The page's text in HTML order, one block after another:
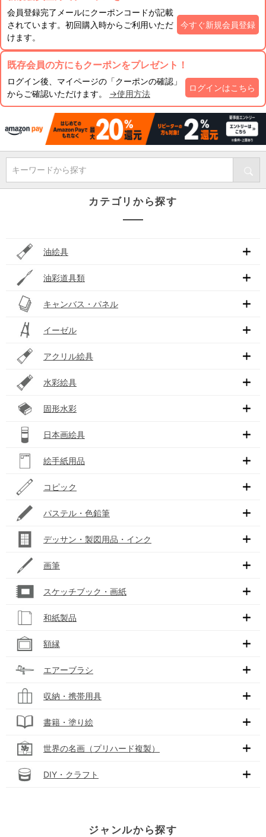
会員登録完了メールにクーポンコードが記載
されています。初回購入時からご利用いただ
けます。
今すぐ新規会員登録
既存会員の方にもクーポンをプレゼント！
ログイン後、マイページの「クーポンの確認」
からご確認いただけます。 →使用方法
ログインはこちら
キーワードから探す
カテゴリから探す
油絵具
油彩道具類
キャンバス・パネル
イーゼル
アクリル絵具
水彩絵具
固形水彩
日本画絵具
絵手紙用品
コピック
パステル・色鉛筆
デッサン・製図用品・インク
画筆
スケッチブック・画紙
和紙製品
額縁
エアーブラシ
収納・携帯用具
書籍・塗り絵
世界の名画（プリハード複製）
DIY・クラフト
ジャンルから探す